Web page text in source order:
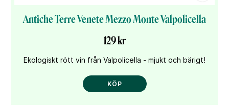
Antiche Terre Venete Mezzo Monte Valpolicella
129 kr
Ekologiskt rött vin från Valpolicella - mjukt och bärigt!
KÖP